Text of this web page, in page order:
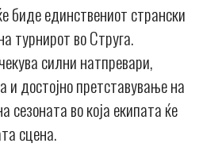
биде единствениот странски
турнирот во Струга.
силни натпревари,
достојно претставување на
сезоната во која екипата ќе
сцена.